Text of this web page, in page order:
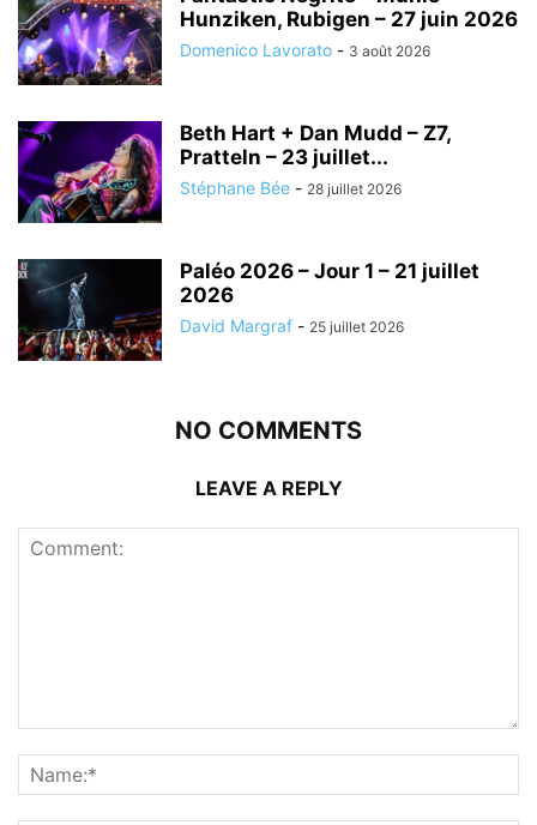
Hunziken, Rubigen – 27 juin 2026
Domenico Lavorato - 3 août 2026
Beth Hart + Dan Mudd – Z7,
Pratteln – 23 juillet...
Stéphane Bée - 28 juillet 2026
Paléo 2026 – Jour 1 – 21 juillet
2026
David Margraf - 25 juillet 2026
NO COMMENTS
LEAVE A REPLY